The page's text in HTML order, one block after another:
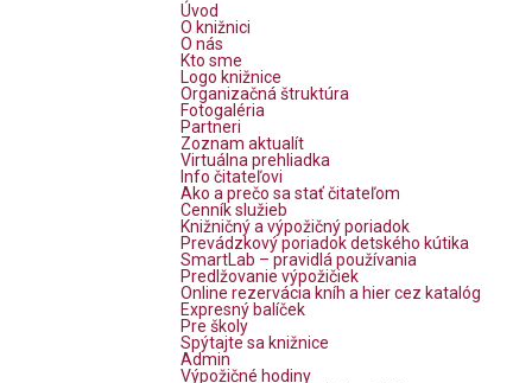
Úvod
O knižnici
O nás
Kto sme
Logo knižnice
Organizačná štruktúra
Fotogaléria
Partneri
Zoznam aktualít
Virtuálna prehliadka
Info čitateľovi
Ako a prečo sa stať čitateľom
Cenník služieb
Knižničný a výpožičný poriadok
Prevádzkový poriadok detského kútika
SmartLab – pravidlá používania
Predlžovanie výpožičiek
Online rezervácia kníh a hier cez katalóg
Expresný balíček
Pre školy
Spýtajte sa knižnice
Admin
Výpožičné hodiny